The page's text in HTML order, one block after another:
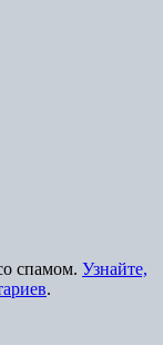
спамом. Узнайте,
.